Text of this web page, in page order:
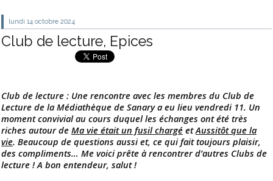
lundi 14 octobre 2024
Club de lecture, Epices
Club de lecture : Une rencontre avec les membres du Club de
Lecture de la Médiathèque de Sanary a eu lieu vendredi 11. Un
moment convivial au cours duquel les échanges ont été très
riches autour de Ma vie était un fusil chargé etAussitôt que la
vie. Beaucoup de questions aussi et, ce qui fait toujours plaisir,
des compliments… Me voici prête à rencontrer d’autres Clubs de
lecture ! A bon entendeur, salut !